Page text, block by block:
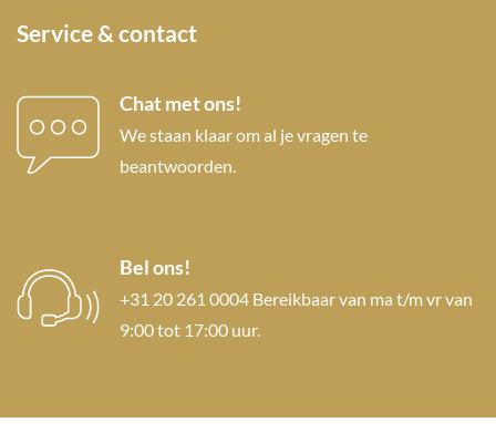
Service & contact
Chat met ons!
We staan klaar om al je vragen te
beantwoorden.
Bel ons!
+31 20 261 0004 Bereikbaar van ma t/m vr van
9:00 tot 17:00 uur.